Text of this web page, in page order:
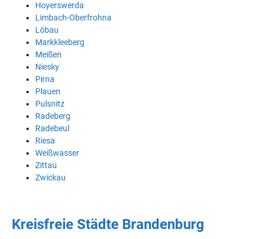
Hoyerswerda
Limbach-Oberfrohna
Löbau
Markkleeberg
Meißen
Niesky
Pirna
Plauen
Pulsnitz
Radeberg
Radebeul
Riesa
Weißwasser
Zittau
Zwickau
Kreisfreie Städte Brandenburg